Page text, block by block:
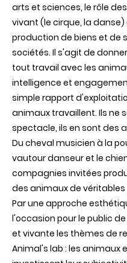
arts et sciences, le rôle
vivant (le cirque, la
production de biens et de
sociétés. Il s'agit de
tout travail avec les
intelligence et
simple rapport
animaux travaillent. Ils ne
spectacle, ils en sont des
Du cheval musicien à la
vautour danseur et le
compagnies invitées
des animaux de
Par une approche
l'occasion pour le public
et vivante les thèmes de
Animal's lab : les animaux